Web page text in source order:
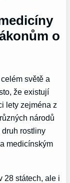
o
světě a
že existují
lety zejména z
národů
druh rostliny
medicínským
28 státech, ale i